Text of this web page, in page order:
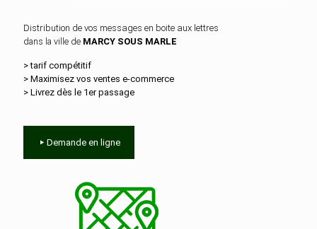
Distribution de vos messages en boite aux lettres
dans la ville de MARCY SOUS MARLE
> tarif compétitif
> Maximisez vos ventes e‑commerce
> Livrez dès le 1er passage
Demande en ligne